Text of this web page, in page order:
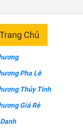
Chủ
Pha Lê
Thủy Tinh
Giá Rẻ